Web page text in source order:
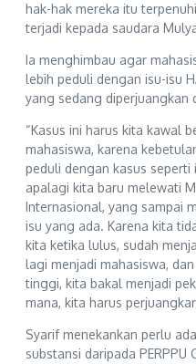
hak-hak mereka itu
terjadi kepada saudara
Ia menghimbau agar
lebih peduli dengan isu-isu
yang sedang diperjuangkan
“Kasus ini harus kita kawal
mahasiswa, karena
peduli dengan kasus seperti
apalagi kita baru melewati
Internasional, yang sampai
isu yang ada. Karena kita
kita ketika lulus, sudah
lagi menjadi mahasiswa,
tinggi, kita bakal menjadi
mana, kita harus
Syarif menekankan perlu
substansi daripada PERPPU